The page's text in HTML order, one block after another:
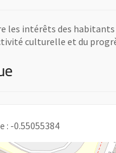
les intérêts des
culturelle et du
: -0.55055384